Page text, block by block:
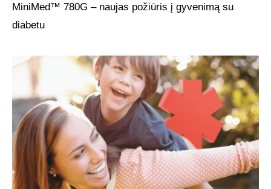
MiniMed™ 780G – naujas požiūris į gyvenimą su
diabetu